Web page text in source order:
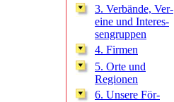
3. Verbände, Ver-
eine und Interes-
sengruppen
4. Firmen
5. Orte und
Regionen
6. Unsere För­